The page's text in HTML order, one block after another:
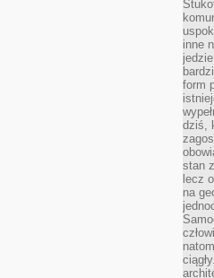
inne
form
dziś,
stan
lecz
na